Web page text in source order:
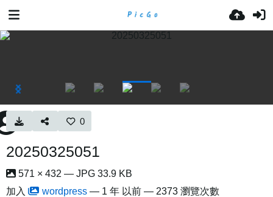
0
20250325051
571 × 432 — JPG 33.9 KB
加入
wordpress — 1 年 以前 — 2373 瀏覽次數